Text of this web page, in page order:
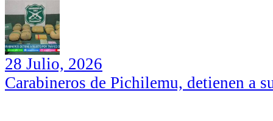
28 Julio, 2026
Carabineros de Pichilemu, detienen a